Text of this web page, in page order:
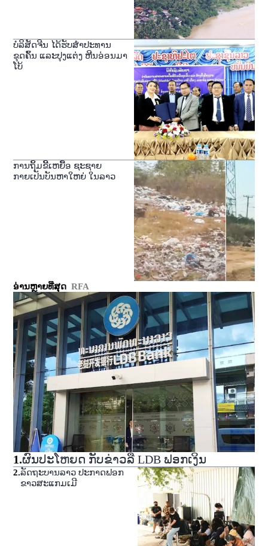
ບໍລິສັດຈີນ ໄດ້ຮັບສໍາປະທານ
ຂຸດຄົ້ນ ແລະປຸງແຕ່ງ ຫີນອ່ອນມາ
ໂບ້
ການຖິ້ມຂີ້ເຫຍື້ອ ຊະຊາຍ
ກາຍເປັນບັນຫາໃຫຍ່ ໃນລາວ
ອ່ານຫຼາຍທີ່ສຸດ RFA
1.ຜົນປະໂຫຍດ ກັບຂ່າວລື LDB ຟອກເງິນ
2.ລັດຖະບານລາວ ປະກາດຟອກ
ຂາວສະແກມເມີ